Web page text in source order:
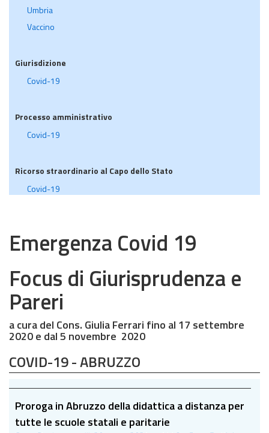
Umbria
Vaccino
Giurisdizione
Covid-19
Processo amministrativo
Covid-19
Ricorso straordinario al Capo dello Stato
Covid-19
Emergenza Covid 19
Focus di Giurisprudenza e
Pareri
a cura del Cons. Giulia Ferrari fino al 17 settembre
2020 e dal 5 novembre 2020
COVID-19 - ABRUZZO
Proroga in Abruzzo della didattica a distanza per
tutte le scuole statali e paritarie